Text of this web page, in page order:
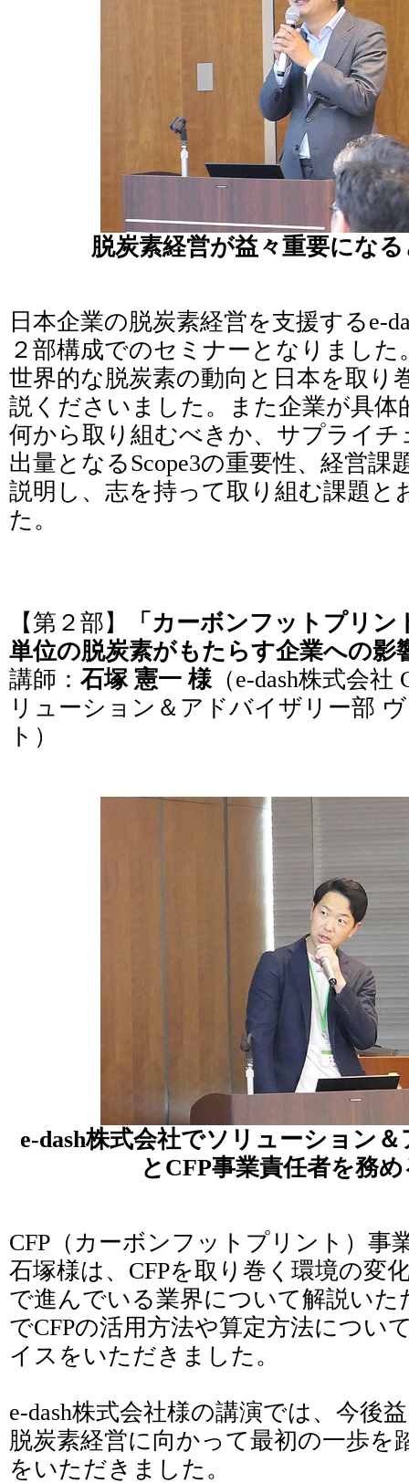
脱炭素経営が益々重要にな
日本企業の脱炭素経営を支援するe-
２部構成でのセミナーとなりました
世界的な脱炭素の動向と日本を取り
説くださいました。また企業が具体
何から取り組むべきか、サプライチ
出量となるScope3の重要性、経営課
説明し、志を持って取り組む課題と
た。
【第２部】
「カーボンフットプリ
単位の脱炭素がもたらす企業への影
講師： 石塚 憲一 様（e-dash株式会社
リューション＆アドバイザリー部
ト）
e-dash株式会社でソリューション
とCFP事業責任者を務
CFP（カーボンフットプリント）事
石塚様は、CFPを取り巻く環境の変
で進んでいる業界について解説い
でCFPの活用方法や算定方法につい
イスをいただきました。
e-dash株式会社様の講演では、今後
脱炭素経営に向かって最初の一歩を
をいただきました。